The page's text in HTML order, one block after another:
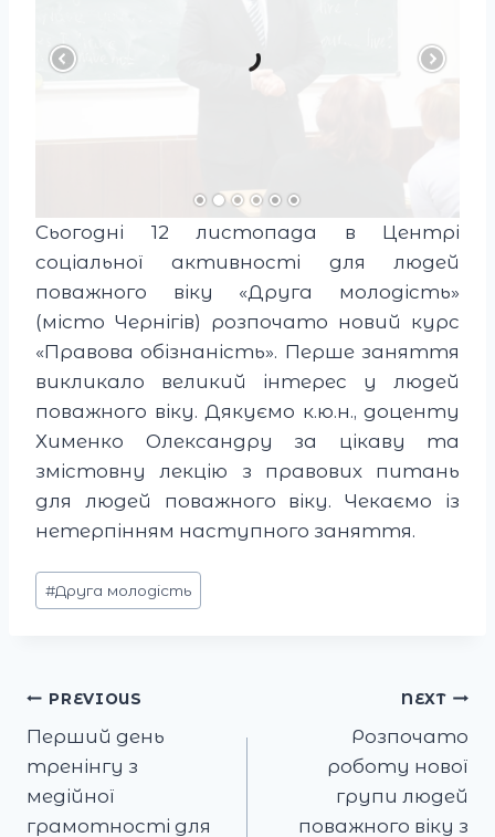
Сьогодні 12 листопада в Центрі
соціальної активності для людей
поважного віку «Друга молодість»
(місто Чернігів) розпочато новий курс
«Правова обізнаність». Перше заняття
викликало великий інтерес у людей
поважного віку. Дякуємо к.ю.н., доценту
Хименко Олександру за цікаву та
змістовну лекцію з правових питань
для людей поважного віку. Чекаємо із
нетерпінням наступного заняття.
Post
Tags:
#Друга молодість
Post
navigation
PREVIOUS
Перший день
тренінгу з
медійної
грамотності для
NEXT
Розпочато
роботу нової
групи людей
поважного віку з